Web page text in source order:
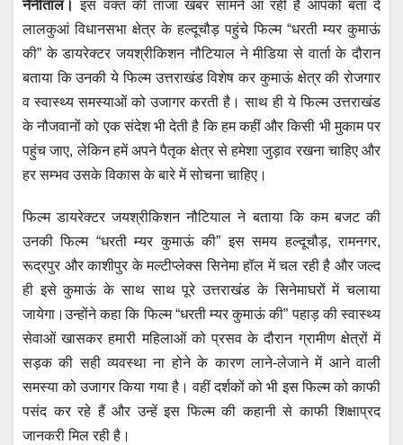
at
s
A
p
p
c
e
b
o
o
k
tt
er
ail ss
e
n
g
er
e
gr
a
m
नैनीताल। इस वक्त की ताजा खबर सामने आ रही है आपको बता दें
लालकुआं विधानसभा क्षेत्र के हल्दूचौड़ पहुंचे फिल्म “धरती म्यर कुमाऊं
की” के डायरेक्टर जयश्रीकिशन नौटियाल ने मीडिया से वार्ता के दौरान
बताया कि उनकी ये फिल्म उत्तराखंड विशेष कर कुमाऊं क्षेत्र की रोजगार
व स्वास्थ्य समस्याओं को उजागर करती है। साथ ही ये फिल्म उत्तराखंड
के नौजवानों को एक संदेश भी देती है कि हम कहीं और किसी भी मुकाम पर
पहुंच जाए, लेकिन हमें अपने पैतृक क्षेत्र से हमेशा जुड़ाव रखना चाहिए और
हर सम्भव उसके विकास के बारे में सोचना चाहिए।
फिल्म डायरेक्टर जयश्रीकिशन नौटियाल ने बताया कि कम बजट की
उनकी फिल्म “धरती म्यर कुमाऊं की” इस समय हल्दूचौड़, रामनगर,
रूद्रपुर और काशीपुर के मल्टीप्लेक्स सिनेमा हॉल में चल रही है और जल्द
ही इसे कुमाऊं के साथ साथ पूरे उत्तराखंड के सिनेमाघरों में चलाया
जायेगा।उन्होंने कहा कि फिल्म “धरती म्यर कुमाऊं की” पहाड़ की स्वास्थ्य
सेवाओं खासकर हमारी महिलाओं को प्रसव के दौरान ग्रामीण क्षेत्रों में
सड़क की सही व्यवस्था ना होने के कारण लाने-लेजाने में आने वाली
समस्या को उजागर किया गया है। वहीं दर्शकों को भी इस फिल्म को काफी
पसंद कर रहे हैं और उन्हें इस फिल्म की कहानी से काफी शिक्षाप्रद
जानकरी मिल रही है।